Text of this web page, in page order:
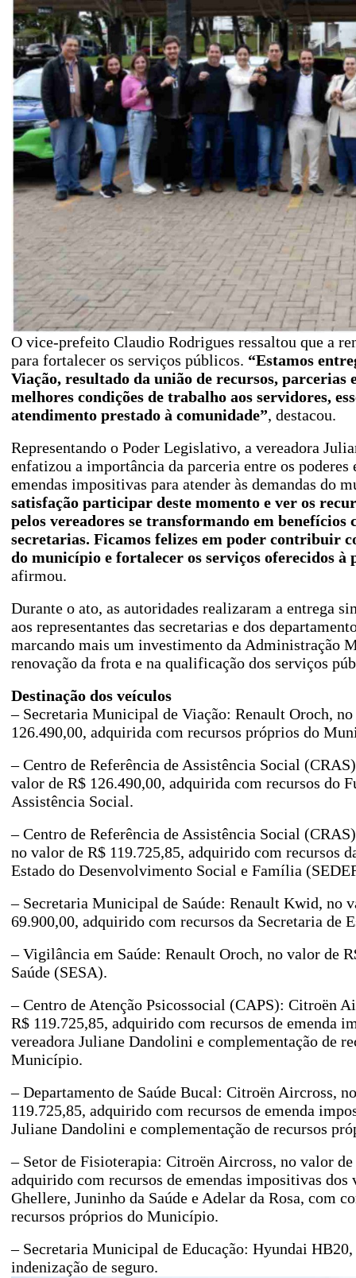
O vice-prefeito Claudio Rodrigues ressaltou que a
para fortalecer os serviços públicos. “Estamos
Viação, resultado da união de recursos,
melhores condições de trabalho aos servidores,
atendimento prestado à comunidade”, destacou.
Representando o Poder Legislativo, a vereadora
enfatizou a importância da parceria entre os poderes
emendas impositivas para atender às demandas do
satisfação participar deste momento e ver os
pelos vereadores se transformando em benefícios
secretarias. Ficamos felizes em poder contribuir
do município e fortalecer os serviços oferecidos à
afirmou.
Durante o ato, as autoridades realizaram a entrega
aos representantes das secretarias e dos
marcando mais um investimento da Administração
renovação da frota e na qualificação dos serviços
Destinação dos veículos
– Secretaria Municipal de Viação: Renault Oroch,
126.490,00, adquirida com recursos próprios do
– Centro de Referência de Assistência Social
valor de R$ 126.490,00, adquirida com recursos do
Assistência Social.
– Centro de Referência de Assistência Social
no valor de R$ 119.725,85, adquirido com recursos
Estado do Desenvolvimento Social e Família
– Secretaria Municipal de Saúde: Renault Kwid, no
69.900,00, adquirido com recursos da Secretaria de
– Vigilância em Saúde: Renault Oroch, no valor de
Saúde (SESA).
– Centro de Atenção Psicossocial (CAPS): Citroën
R$ 119.725,85, adquirido com recursos de emenda
vereadora Juliane Dandolini e complementação de
Município.
– Departamento de Saúde Bucal: Citroën Aircross,
119.725,85, adquirido com recursos de emenda
Juliane Dandolini e complementação de recursos
– Setor de Fisioterapia: Citroën Aircross, no valor de
adquirido com recursos de emendas impositivas dos
Ghellere, Juninho da Saúde e Adelar da Rosa, com
recursos próprios do Município.
– Secretaria Municipal de Educação: Hyundai
indenização de seguro.